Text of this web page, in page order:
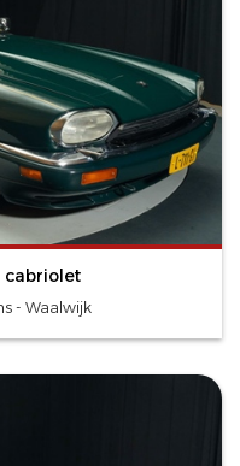
cabriolet
- Waalwijk